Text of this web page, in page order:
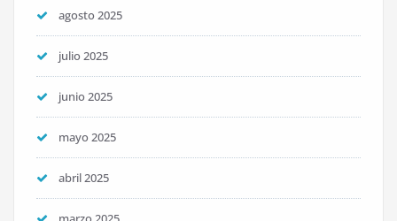
agosto 2025
julio 2025
junio 2025
mayo 2025
abril 2025